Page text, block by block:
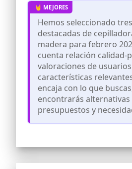
Trabajo limpio
directa a la bolsa
aspiradora
Incluye: PHO 2000,
caja
Hemos seleccionado
destacadas de
madera para febrero
cuenta relación calidad-
valoraciones de
características
encaja con lo que
encontrarás
presupuestos y